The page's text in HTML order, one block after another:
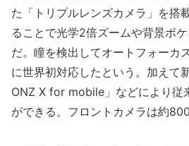
た「トリプルレンズカメラ」を搭
ることで光学2倍ズームや背景ボ
だ。瞳を検出してオートフォーカ
に世界初対応したという。加えて
ONZ X for mobile」などにより従
ができる。フロントカメラは約800